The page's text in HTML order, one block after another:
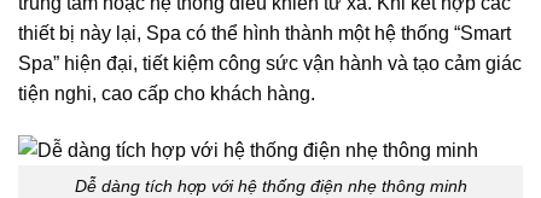
thiết bị này lại, Spa có thể hình thành một hệ thống “Smart
Spa” hiện đại, tiết kiệm công sức vận hành và tạo cảm giác
tiện nghi, cao cấp cho khách hàng.
Dễ dàng tích hợp với hệ thống điện nhẹ thông minh